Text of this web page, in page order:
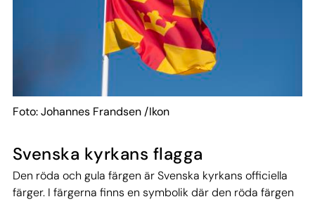
Foto: Johannes Frandsen /Ikon
Svenska kyrkans flagga
Den röda och gula färgen är Svenska kyrkans officiella
färger. I färgerna finns en symbolik där den röda färgen